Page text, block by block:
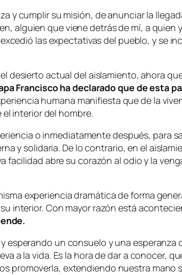
y cumplir su misión, de anunciar la
alguien que viene detrás de mí, a quien
las expectativas del pueblo, y se
desierto actual del aislamiento, ahora
Francisco ha declarado que de esta
humana manifiesta que de la
interior del hombre.
o inmediatamente después, para
y solidaria. De lo contrario, en el
abre su corazón al odio y la
experiencia dramática de forma
interior. Con mayor razón está
esperando un consuelo y una esperanza
a la vida. Es la hora de dar a conocer,
promoverla, extendiendo nuestra mano